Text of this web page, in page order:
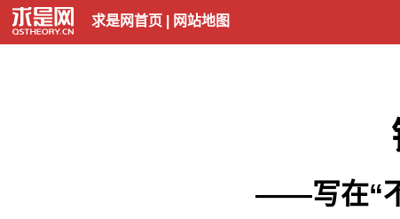
求是网首页 网站地图
——写在“